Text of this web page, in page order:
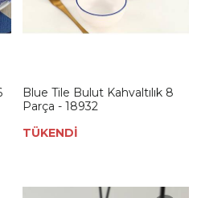
Blue Tile Bulut Kahvaltılık 8
Parça - 18932
TÜKENDİ